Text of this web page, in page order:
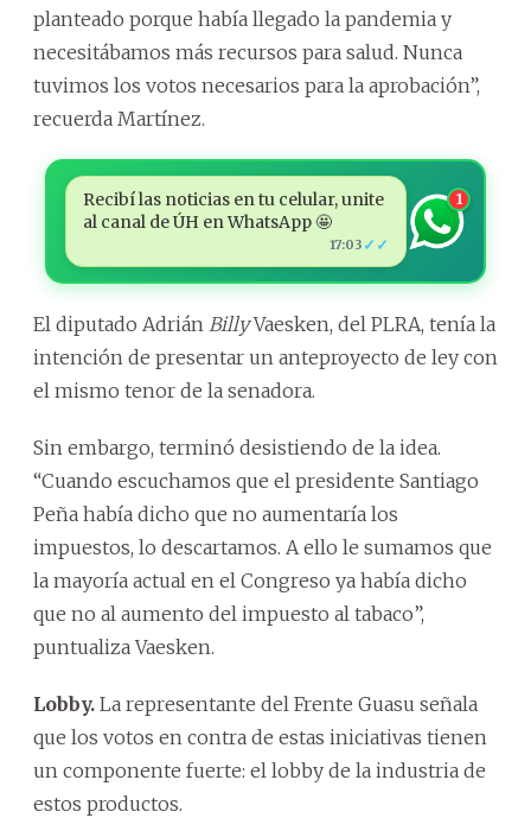
planteado porque había llegado la pandemia y
necesitábamos más recursos para salud. Nunca
tuvimos los votos necesarios para la aprobación”,
recuerda Martínez.
Recibí las noticias en tu celular, unite
al canal de ÚH en WhatsApp 🤩
17:03 ✓✓
1
El diputado Adrián BillyVaesken, del PLRA, tenía la
intención de presentar un anteproyecto de ley con
el mismo tenor de la senadora.
Sin embargo, terminó desistiendo de la idea.
“Cuando escuchamos que el presidente Santiago
Peña había dicho que no aumentaría los
impuestos, lo descartamos. A ello le sumamos que
la mayoría actual en el Congreso ya había dicho
que no al aumento del impuesto al tabaco”,
puntualiza Vaesken.
Lobby. La representante del Frente Guasu señala
que los votos en contra de estas iniciativas tienen
un componente fuerte: el lobby de la industria de
estos productos.